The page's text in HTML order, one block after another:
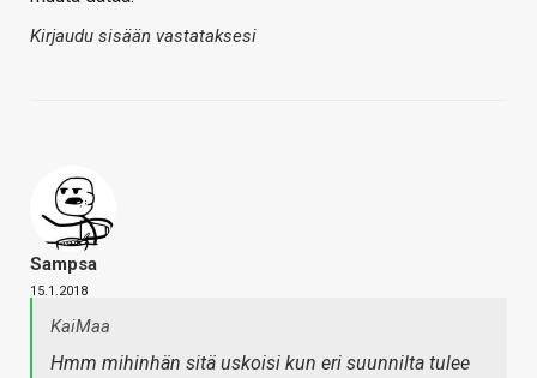
Kirjaudu sisään vastataksesi
Sampsa
15.1.2018
KaiMaa
Hmm mihinhän sitä uskoisi kun eri suunnilta tulee